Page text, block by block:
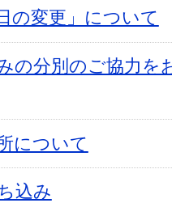
の変更」について
の分別のご協力を
について
込み